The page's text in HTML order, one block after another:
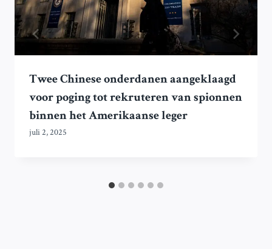
Twee Chinese onderdanen aangeklaagd
voor poging tot rekruteren van spionnen
binnen het Amerikaanse leger
juli 2, 2025